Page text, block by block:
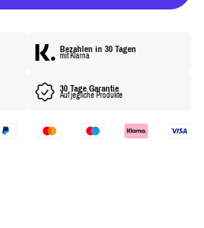
Bezahlen in 30 Tagen
mit Klarna
30 Tage Garantie
Auf jegliche Produkte